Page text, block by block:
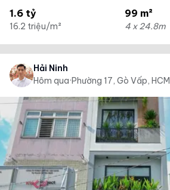
1.6 tỷ
16.2 triệu/m²
99 m²
4 x 24.8m
Hải Ninh
Hôm qua·Phường 17, Gò Vấp, HCM